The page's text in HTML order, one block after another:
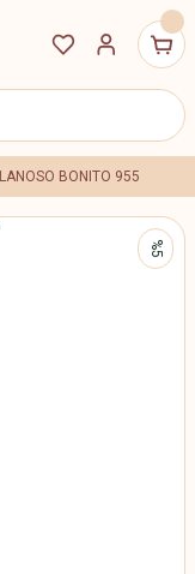
LANOSO BONITO 955
%5